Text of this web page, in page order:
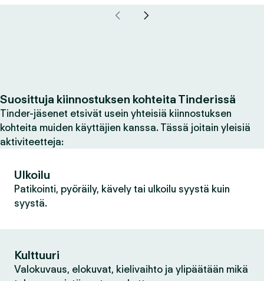
Suosittuja kiinnostuksen kohteita Tinderissä
Tinder-jäsenet etsivät usein yhteisiä kiinnostuksen
kohteita muiden käyttäjien kanssa. Tässä joitain yleisiä
aktiviteetteja:
Ulkoilu
Patikointi, pyöräily, kävely tai ulkoilu syystä kuin
syystä.
Kulttuuri
Valokuvaus, elokuvat, kielivaihto ja ylipäätään mikä